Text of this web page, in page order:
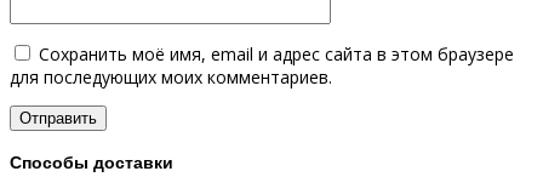
Сохранить моё имя, email и адрес сайта в этом браузере
для последующих моих комментариев.
Способы доставки